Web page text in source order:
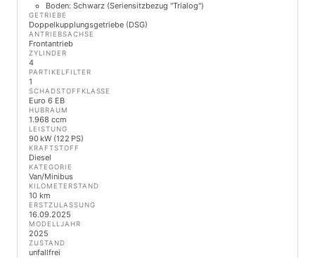
Boden: Schwarz (Seriensitzbezug "Trialog")
GETRIEBE
Doppelkupplungsgetriebe (DSG)
ANTRIEBSACHSE
Frontantrieb
ZYLINDER
4
PARTIKELFILTER
1
SCHADSTOFFKLASSE
Euro 6 EB
HUBRAUM
1.968 ccm
LEISTUNG
90 kW (122 PS)
KRAFTSTOFF
Diesel
KATEGORIE
Van/Minibus
KILOMETERSTAND
10 km
ERSTZULASSUNG
16.09.2025
MODELLJAHR
2025
ZUSTAND
unfallfrei